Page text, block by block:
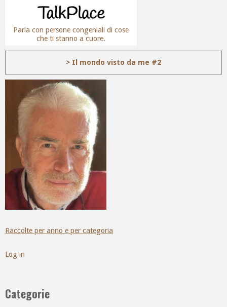
Parla con persone congeniali di cose
che ti stanno a cuore.
> Il mondo visto da me #2
Raccolte per anno e per categoria
Log in
Categorie